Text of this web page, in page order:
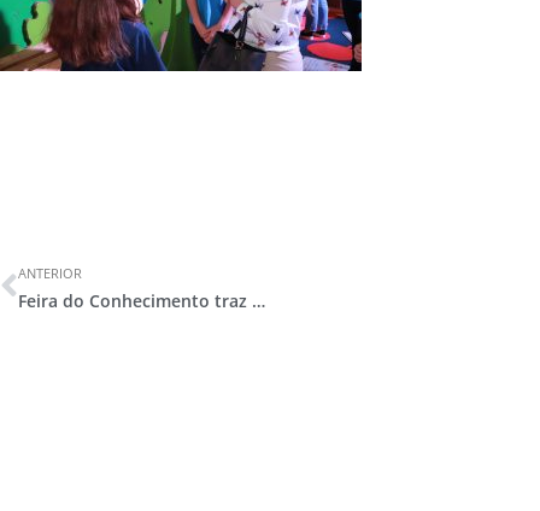
ANTERIOR
Feira do Conhecimento traz soluções inteligentes e grandes reflexões sobre os ODS